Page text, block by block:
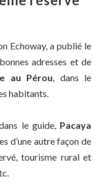
Echoway, a publié le
adresses et de
au Pérou , dans le
habitants.
le guide, Pacaya
d’une autre façon de
tourisme rural et